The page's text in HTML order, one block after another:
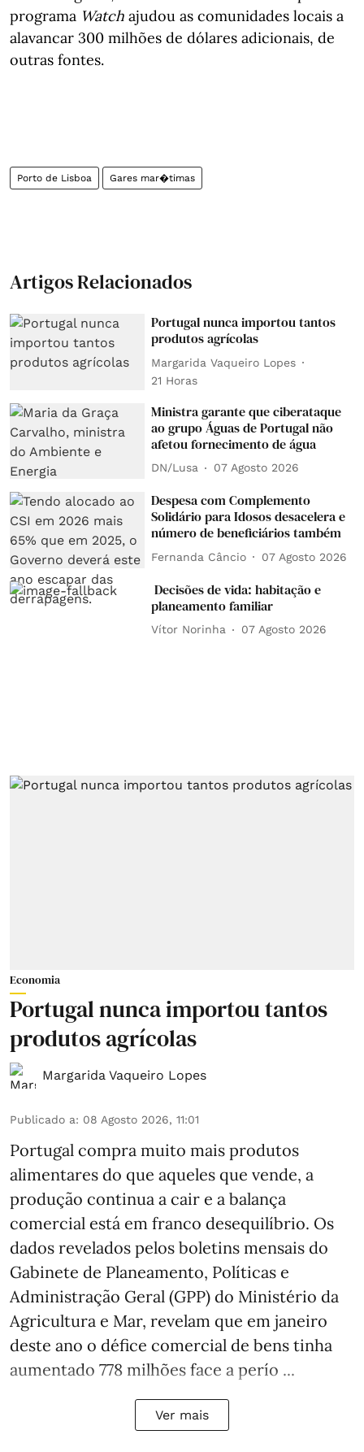
programa Watch ajudou as comunidades locais a
alavancar 300 milhões de dólares adicionais, de
outras fontes.
Porto de Lisboa Gares mar�timas
Artigos Relacionados
Portugal nunca importou tantos
produtos agrícolas
Margarida Vaqueiro Lopes
21 Horas
Ministra garante que ciberataque
ao grupo Águas de Portugal não
afetou fornecimento de água
DN/Lusa 07 Agosto 2026
Despesa com Complemento
Solidário para Idosos desacelera e
número de beneficiários também
Fernanda Câncio 07 Agosto 2026
Decisões de vida: habitação e
planeamento familiar
Vítor Norinha 07 Agosto 2026
Economia
Portugal nunca importou tantos
produtos agrícolas
Margarida Vaqueiro Lopes
Publicado a: 08 Agosto 2026, 11:01
Portugal compra muito mais produtos
alimentares do que aqueles que vende, a
produção continua a cair e a balança
comercial está em franco desequilíbrio. Os
dados revelados pelos boletins mensais do
Gabinete de Planeamento, Políticas e
Administração Geral (GPP) do Ministério da
Agricultura e Mar, revelam que em janeiro
deste ano o défice comercial de bens tinha
aumentado 778 milhões face a perío ...
Ver mais